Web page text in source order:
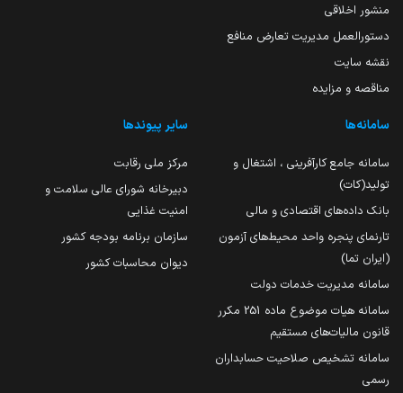
منشور اخلاقی
دستورالعمل مدیریت تعارض منافع
نقشه سایت
مناقصه و مزایده
سامانه‌ها
سامانه جامع کارآفرینی ، اشتغال و
تولید(کات)
بانک داده‌های اقتصادی و مالی
تارنمای پنجره واحد محیط‌های آزمون
(ایران تما)
سامانه مدیریت خدمات دولت
سامانه هیات موضوع ماده 251 مکرر
قانون مالیات‌های مستقیم
سامانه تشخیص صلاحیت حسابداران
رسمی
سایر پیوندها
مرکز ملی رقابت
دبیرخانه شورای عالی سلامت و
امنیت غذایی
سازمان برنامه بودجه کشور
دیوان محاسبات کشور